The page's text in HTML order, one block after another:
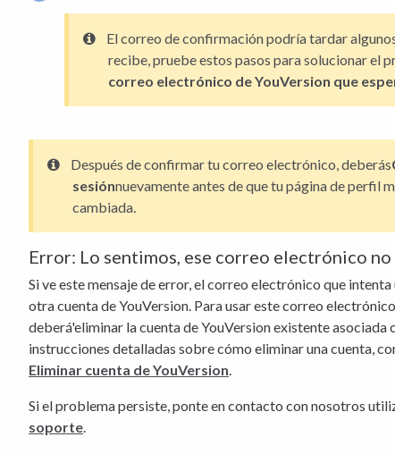
El correo de confirmación podría tardar
recibe, pruebe estos pasos para solucionar el
correo electrónico de YouVersion que
Después de confirmar tu correo electrónico, deberás
sesiónnuevamente antes de que tu página de perfil
cambiada.
Error: Lo sentimos, ese correo electrónico
Si ve este mensaje de error, el correo electrónico que
otra cuenta de YouVersion. Para usar este correo
deberá'eliminar la cuenta de YouVersion existente asociada
instrucciones detalladas sobre cómo eliminar una cuenta,
Eliminar cuenta de YouVersion
Si el problema persiste, ponte en contacto con nosotros
soporte